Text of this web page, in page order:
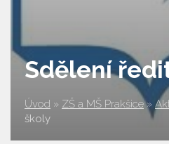
Sdělení
Úvod » ZŠ a MŠ Prakšice »
školy